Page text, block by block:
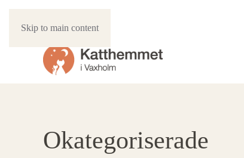
Skip to main content
Okategoriserade